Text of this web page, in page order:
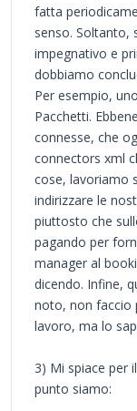
fatta
senso. Soltanto,
impegnativo e
dobbiamo
Per esempio,
Pacchetti.
connesse, che
connectors xml
cose, lavoriamo
indirizzare le
piuttosto che
pagando per
manager al
dicendo. Infine,
noto, non faccio
lavoro, ma lo
3) Mi spiace per
punto siamo: